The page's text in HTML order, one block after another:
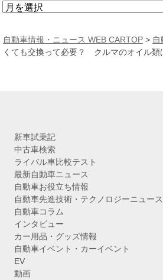
ア
カ
イ
自動車情報・ニュース WEB CARTOP > 自
くても交換って必要？ クルマのオイル類
新車試乗記
中古車検索
ライバル車比較テスト
最新自動車ニュース
自動車お役立ち情報
自動車先進技術・テクノロジーニュース
自動車コラム
インタビュー
カー用品・グッズ情報
自動車イベント・カーイベント
EV
動画